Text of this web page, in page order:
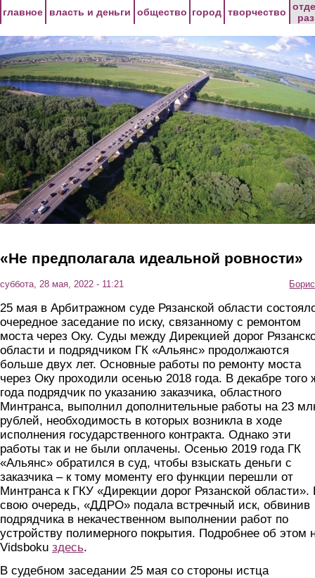
главное власть и деньги общество город творчество
«Не предполагала идеальной ровности»
суббота, 28 мая, 2022 - 11:21
25 мая в Арбитражном суде Рязанской области
очередное заседание по иску, связанному с ремонтом
моста через Оку. Суды между Дирекцией дорог
области и подрядчиком ГК «Альянс» продолжаются
больше двух лет. Основные работы по ремонту моста
через Оку проходили осенью 2018 года. В декабре того
года подрядчик по указанию заказчика, областного
Минтранса, выполнил дополнительные работы на 23
рублей, необходимость в которых возникла в ходе
исполнения государственного контракта. Однако эти
работы так и не были оплачены. Осенью 2019 года ГК
«Альянс» обратился в суд, чтобы взыскать деньги с
заказчика – к тому моменту его функции перешли от
Минтранса к ГКУ «Дирекции дорог Рязанской области».
свою очередь, «ДДРО» подала встречный иск, обвинив
подрядчика в некачественном выполнении работ по
устройству полимерного покрытия. Подробнее об этом
Vidsboku здесь.
В судебном заседании 25 мая со стороны истца